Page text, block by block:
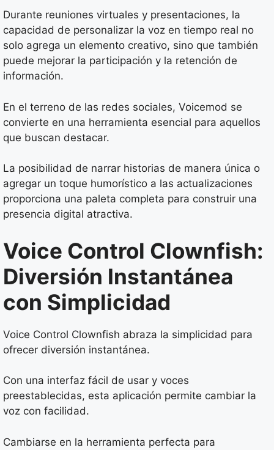
Durante reuniones virtuales y presentaciones, la
capacidad de personalizar la voz en tiempo real no
solo agrega un elemento creativo, sino que también
puede mejorar la participación y la retención de
información.
En el terreno de las redes sociales, Voicemod se
convierte en una herramienta esencial para aquellos
que buscan destacar.
La posibilidad de narrar historias de manera única o
agregar un toque humorístico a las actualizaciones
proporciona una paleta completa para construir una
presencia digital atractiva.
Voice Control Clownfish:
Diversión Instantánea
con Simplicidad
Voice Control Clownfish abraza la simplicidad para
ofrecer diversión instantánea.
Con una interfaz fácil de usar y voces
preestablecidas, esta aplicación permite cambiar la
voz con facilidad.
Cambiarse en la herramienta perfecta para